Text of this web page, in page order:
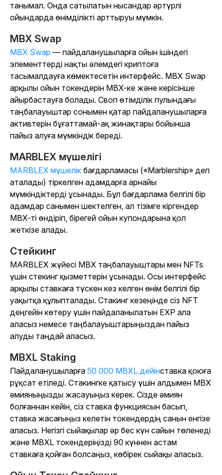
танымал. Онда сатылатын нысандар әртүрлі
ойындарда өнімділікті арттыруы мүмкін.
MBX Swap
MBX Swap — пайдаланушыларға ойын ішіндегі
элементтерді нақты әлемдегі криптоға
тасымалдауға көмектесетін интерфейс. MBX Swap
арқылы ойын токендерін MBX-ке және керісінше
айырбастауға болады. Своп өтімділік пулындағы
таңбалауыштар сонымен қатар пайдаланушыларға
активтерін бұғаттамай-ақ жинақтары бойынша
пайыз алуға мүмкіндік береді.
MARBLEX мүшелігі
MARBLEX мүшелік бағдарламасы («Marblership» деп
аталады) тіркелген адамдарға арнайы
мүмкіндіктерді ұсынады. Бұл бағдарлама белгілі бір
адамдар санымен шектелген, ал тізімге кіргендер
MBX-ті өндіріп, бірегей ойын купондарына қол
жеткізе алады.
Стейкинг
MARBLEX жүйесі MBX таңбалауыштары мен NFTs
үшін стекинг қызметтерін ұсынады. Осы интерфейс
арқылы ставкаға түскен кез келген өнім белгілі бір
уақытқа құлыпталады. Стакинг кезеңінде сіз NFT
деңгейін көтеру үшін пайдаланылатын EXP ала
аласыз немесе таңбалауыштарыңыздан пайыз
алуды таңдай аласыз.
MBXL Staking
Пайдаланушыларға 50 000 MBXL дейінставка қоюға
рұқсат етіледі. Стакингке қатысу үшін алдымен MBX
әмияныңызды жасауыңыз керек. Сізде әмиян
болғаннан кейін, сіз ставка функциясын басып,
ставка жасағыңыз келетін токендердің санын енгізе
аласыз. Негізгі сыйақылар әр бес күн сайын төленеді
және MBXL токендеріңізді 90 күннен астам
ставкаға қойған болсаңыз, көбірек сыйақы аласыз.